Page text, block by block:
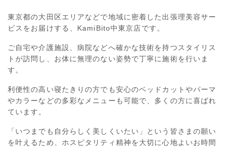
東京都の大田区エリアなどで地域に密着した出張理美容サー
ビスをお届けする、KamiBito中東京店です。
ご自宅や介護施設、病院などへ確かな技術を持つスタイリス
トが訪問し、お体に無理のない姿勢で丁寧に施術を行いま
す。
利便性の高い寝たきりの方でも安心のベッドカットやパーマ
やカラーなどの多彩なメニューも可能で、多くの方に喜ばれ
ています。
「いつまでも自分らしく美しくいたい」という皆さまの願い
を叶えるため、ホスピタリティ精神を大切に心地よいお時間